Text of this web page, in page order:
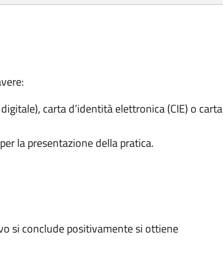
carta d’identità elettronica (CIE) o carta
la presentazione della pratica.
si conclude positivamente si ottiene